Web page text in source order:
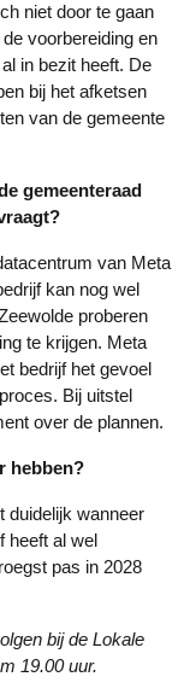
niet door te gaan
voorbereiding en
in bezit heeft. De
bij het afketsen
van de gemeente
kan nog wel
proberen
te krijgen. Meta
bedrijf het gevoel
Bij uitstel
over de plannen.
hebben?
heeft al wel
pas in 2028
19.00 uur.